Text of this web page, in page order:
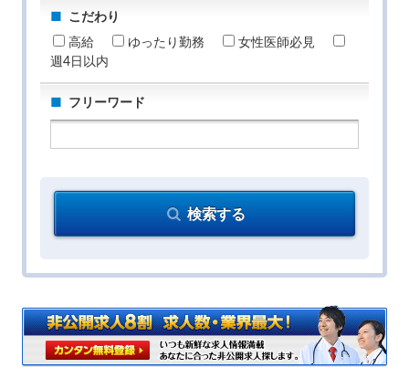
こだわり
高給
ゆったり勤務
女性医師必見
週4日以内
フリーワード
検索する